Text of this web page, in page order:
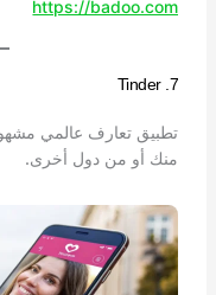
https://badoo.com
7. Tinder
تطبيق تعارف عالمي
منك أو من دول أخرى.